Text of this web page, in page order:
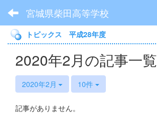
宮城県柴田高等学校
トピックス 平成28年度
2020年2月の記事一覧
2020年2月 10件
記事がありません。